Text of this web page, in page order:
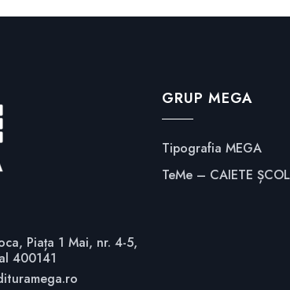
Piața 1 Mai, nr. 4-5,
400141
GRUP MEGA
Tipografia MEGA
TeMe – CAIETE